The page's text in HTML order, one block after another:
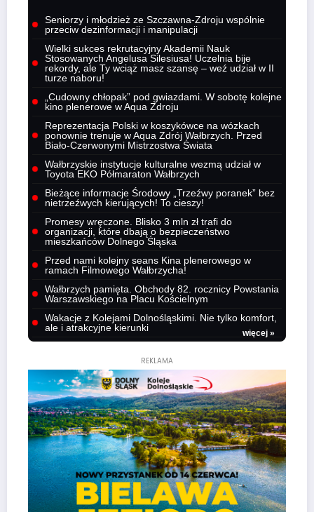
Seniorzy i młodzież ze Szczawna-Zdroju wspólnie
przeciw dezinformacji i manipulacji
Wielki sukces rekrutacyjny Akademii Nauk
Stosowanych Angelusa Silesiusa! Uczelnia bije
rekordy, ale Ty wciąż masz szansę – weź udział w II
turze naboru!
„Cudowny chłopak” pod gwiazdami. W sobotę kolejne
kino plenerowe w Aqua Zdroju
Reprezentacja Polski w koszykówce na wózkach
ponownie trenuje w Aqua Zdrój Wałbrzych. Przed
Biało-Czerwonymi Mistrzostwa Świata
Wałbrzyskie instytucje kulturalne wezmą udział w
Toyota EKO Półmaraton Wałbrzych
Bieżące informacje Środowy „Trzeźwy poranek” bez
nietrzeźwych kierujących! To cieszy!
Promesy wręczone. Blisko 3 mln zł trafi do
organizacji, które dbają o bezpieczeństwo
mieszkańców Dolnego Śląska
Przed nami kolejny seans Kina plenerowego w
ramach Filmowego Wałbrzycha!
Wałbrzych pamięta. Obchody 82. rocznicy Powstania
Warszawskiego na Placu Kościelnym
Wakacje z Kolejami Dolnośląskimi. Nie tylko komfort,
ale i atrakcyjne kierunki
więcej »
REKLAMA